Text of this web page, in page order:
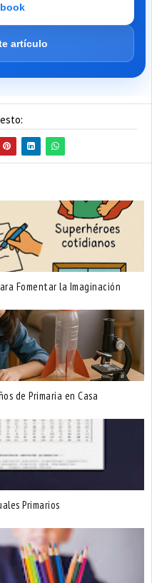
artículo
Fomentar la Imaginación
de Primaria en Casa
Primarios